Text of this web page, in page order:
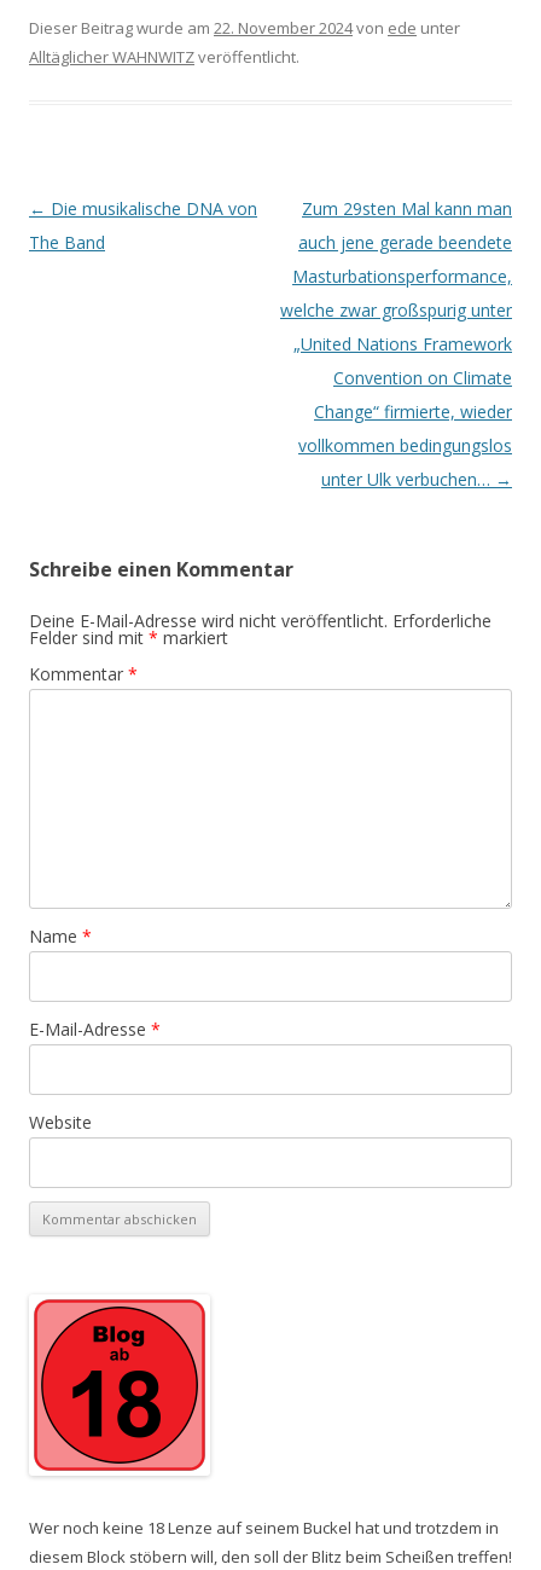
Dieser Beitrag wurde am 22. November 2024von ede unter
Alltäglicher WAHNWITZveröffentlicht.
Beitrags-
Navigation
← Die musikalische DNA von
The Band
Zum 29sten Mal kann man
auch jene gerade beendete
Masturbationsperformance,
welche zwar großspurig unter
„United Nations Framework
Convention on Climate
Change“ firmierte, wieder
vollkommen bedingungslos
unter Ulk verbuchen… →
Schreibe einen Kommentar
Deine E-Mail-Adresse wird nicht veröffentlicht. Erforderliche
Felder sind mit * markiert
Kommentar *
Name *
E-Mail-Adresse *
Website
Wer noch keine 18 Lenze auf seinem Buckel hat und trotzdem in
diesem Block stöbern will, den soll der Blitz beim Scheißen treffen!